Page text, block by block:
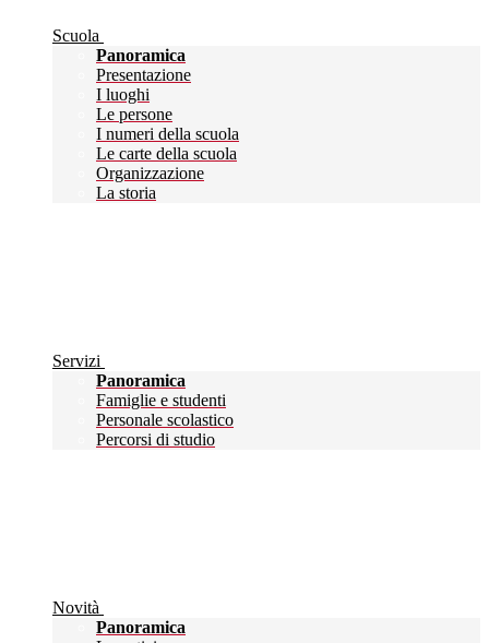
Scuola
Panoramica
Presentazione
I luoghi
Le persone
I numeri della scuola
Le carte della scuola
Organizzazione
La storia
Servizi
Panoramica
Famiglie e studenti
Personale scolastico
Percorsi di studio
Novità
Panoramica